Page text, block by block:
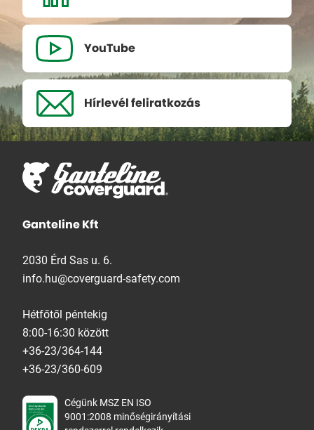
YouTube
Hírlevél feliratkozás
Ganteline Kft
2030 Érd Sas u. 6.
info.hu@coverguard-safety.com
Hétfőtől péntekig
8:00-16:30 között
+36-23/364-144
+36-23/360-609
Cégünk MSZ EN ISO
9001:2008 minőségirányítási